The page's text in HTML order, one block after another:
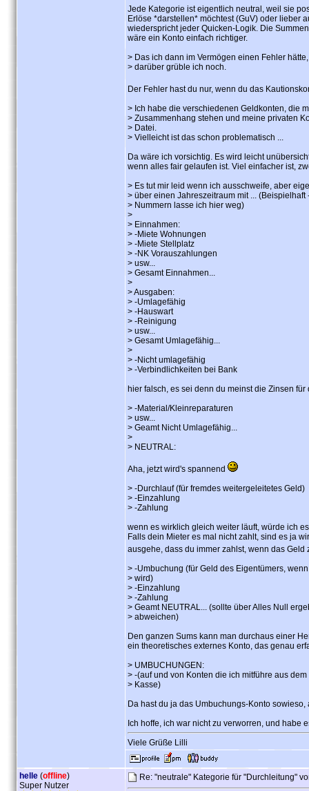
Jede Kategorie ist eigentlich neutral, weil sie
Erlöse *darstellen* möchtest (GuV) oder lieber
wiederspricht jeder Quicken-Logik. Die
wäre ein Konto einfach richtiger.
> Das ich dann im Vermögen einen Fehler
> darüber grüble ich noch.
Der Fehler hast du nur, wenn du das
> Ich habe die verschiedenen Geldkonten, die
> Zusammenhang stehen und meine privaten
> Datei.
> Vielleicht ist das schon problematisch ...
Da wäre ich vorsichtig. Es wird leicht
wenn alles fair gelaufen ist. Viel einfacher ist,
> Es tut mir leid wenn ich ausschweife, aber
> über einen Jahreszeitraum mit ...
> Nummern lasse ich hier weg)
>
> Einnahmen:
> -Miete Wohnungen
> -Miete Stellplatz
> -NK Vorauszahlungen
> usw...
> Gesamt Einnahmen...
>
> Ausgaben:
> -Umlagefähig
> -Hauswart
> -Reinigung
> usw...
> Gesamt Umlagefähig...
>
> -Nicht umlagefähig
> -Verbindlichkeiten bei Bank
hier falsch, es sei denn du meinst die Zinsen
> -Material/Kleinreparaturen
> usw...
> Geamt Nicht Umlagefähig...
>
> NEUTRAL:
Aha, jetzt wird's spannend
> -Durchlauf (für fremdes weitergeleitetes Geld)
> -Einzahlung
> -Zahlung
wenn es wirklich gleich weiter läuft, würde ich
Falls dein Mieter es mal nicht zahlt, sind es ja
ausgehe, dass du immer zahlst, wenn das
> -Umbuchung (für Geld des Eigentümers,
> wird)
> -Einzahlung
> -Zahlung
> Geamt NEUTRAL... (sollte über Alles Null
> abweichen)
Den ganzen Sums kann man durchaus einer
ein theoretisches externes Konto, das genau
> UMBUCHUNGEN:
> -(auf und von Konten die ich mitführe aus
> Kasse)
Da hast du ja das Umbuchungs-Konto
Ich hoffe, ich war nicht zu verworren, und habe
Viele Grüße Lilli
helle (offline)
Super Nutzer
Re: "neutrale" Kategorie für "Durchleitung"